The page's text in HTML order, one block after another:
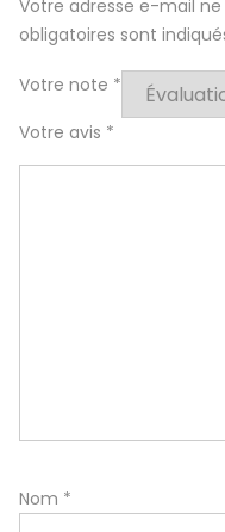
Votre adresse e-mail ne
obligatoires sont
Votre note *
Votre avis *
Nom *